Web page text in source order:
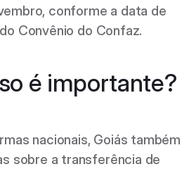
conforme a data de
Convênio do Confaz.
é importante?
nacionais, Goiás também
sobre a transferência de